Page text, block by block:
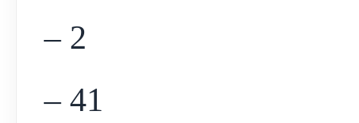
– 2
– 41